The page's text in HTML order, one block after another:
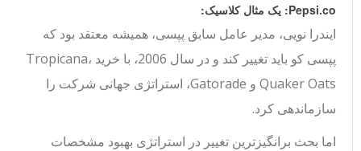
Pepsi.co: یک مثال کلاسیک:
ایندرا نویی، مدیر عامل سابق پپسی، همیشه معتقد بود که
پپسی کو باید تغییر کند و در سال 2006، با خرید Tropicana،
Quaker Oats و Gatorade، استراتژی جهانی شرکت را
سازماندهی کرد.
اما بحث برانگیزترین تغییر در استراتژی بهبود مشخصات